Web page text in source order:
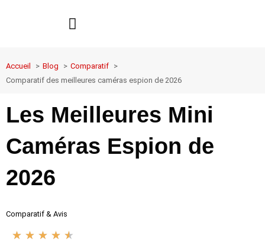
Accueil Blog
Comparatif
Comparatif des meilleures caméras espion de 2026
Les Meilleures Mini
Caméras Espion de
2026
Comparatif & Avis
★ ★ ★ ★ ★